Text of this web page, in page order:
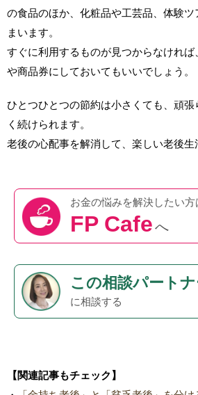
の食品のほか、化粧品や工芸品、体験ツ
まいます。
すぐに利用するものが見つからなけれ
や商品券にしておいてもいいでしょう。
ひとつひとつの節約は小さくても、頑
く続けられます。
老後の心配事を解消して、楽しい老後生
お金の悩みを解決したい方
FP Cafeへ
この相談パート
に相談する
【関連記事もチェック】